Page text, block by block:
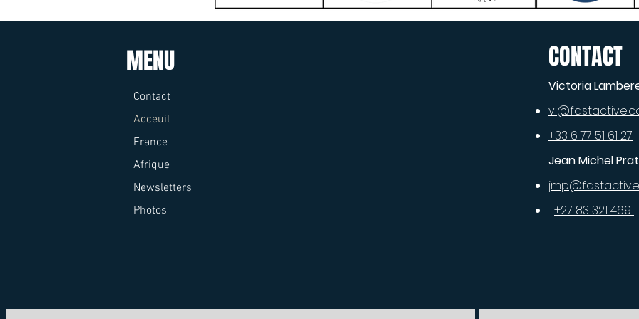
MENU
Contact
Acceuil
France
Afrique
Newsletters
Photos
CONTACT
Victoria
+33 6 77 51 61 27
Jean Michel Prat
+27 83 321 4691